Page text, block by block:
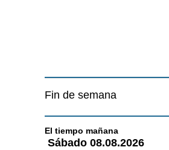
Fin de semana
El tiempo mañana
Sábado 08.08.2026